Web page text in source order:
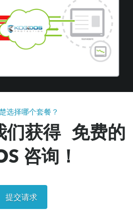
选择哪个套餐？
们获得 免费的
咨询！
提交请求